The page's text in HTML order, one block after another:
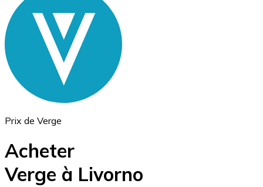
Ethereum
Prix de Verge
Acheter
Verge à Livorno